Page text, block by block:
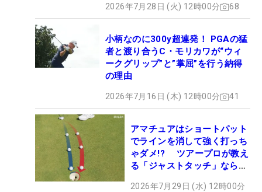
2026年7月28日 (火) 12時00分 68
小柄なのに300y超連発！ PGAの猛
者と渡り合うC・モリカワが“ウィ
ークグリップ”と”掌屈”を行う納得
の理由
2026年7月16日 (木) 12時00分 41
アマチュアはショートパット
でラインを消して強く打っち
ゃダメ!? ツアープロが教え
る「ジャストタッチ」なら3
2026年7月29日 (水) 12時00分